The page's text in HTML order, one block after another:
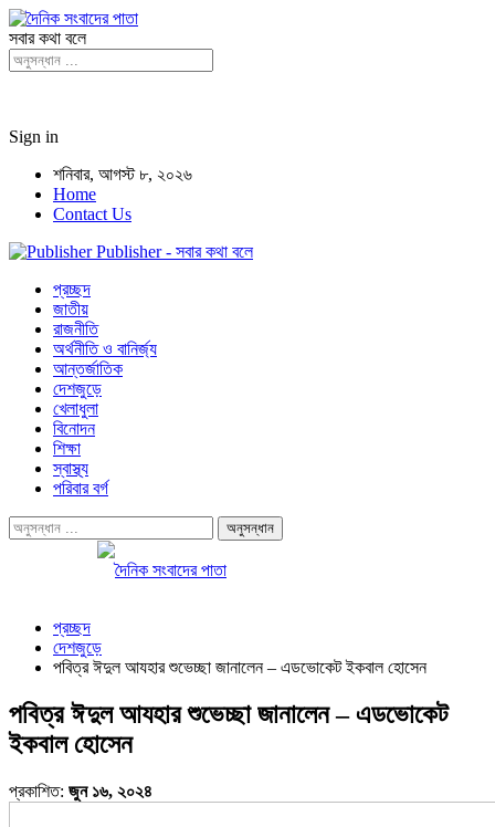
সবার কথা বলে
Sign in
শনিবার, আগস্ট ৮, ২০২৬
Home
Contact Us
Publisher - সবার কথা বলে
প্রচ্ছদ
জাতীয়
রাজনীতি
অর্থনীতি ও বানির্জ্য
আন্তর্জাতিক
দেশজুড়ে
খেলাধুলা
বিনোদন
শিক্ষা
স্বাস্থ্য
পরিবার বর্গ
প্রচ্ছদ
দেশজুড়ে
পবিত্র ঈদুল আযহার শুভেচ্ছা জানালেন – এডভোকেট ইকবাল হোসেন
পবিত্র ঈদুল আযহার শুভেচ্ছা জানালেন – এডভোকেট
ইকবাল হোসেন
প্রকাশিত: জুন ১৬, ২০২৪